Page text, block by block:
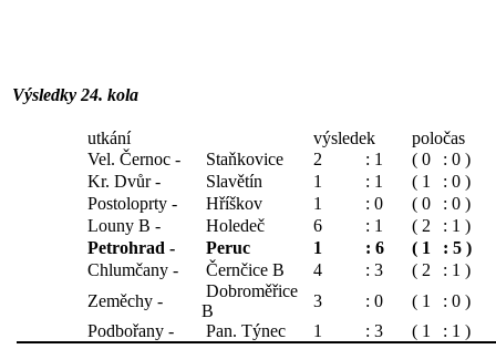
Výsledky 24. kola
utkání výsledek
poločas
Vel. Černoc -
Staňkovice 2 : 1 ( 0
: 0 )
Kr. Dvůr -
Slavětín 1 : 1 ( 1
: 0 )
Postoloprty -
Hříškov 1 : 0 ( 0
: 0 )
Louny B -
Holedeč 6 : 1 ( 2
: 1 )
Petrohrad -
Peruc 1 : 6 ( 1
: 5 )
Chlumčany -
Černčice B 4 : 3 ( 2
: 1 )
Zeměchy -
Dobroměřice
B
3 : 0 ( 1
: 0 )
Podbořany -
Pan. Týnec 1 : 3 ( 1 : 1 )